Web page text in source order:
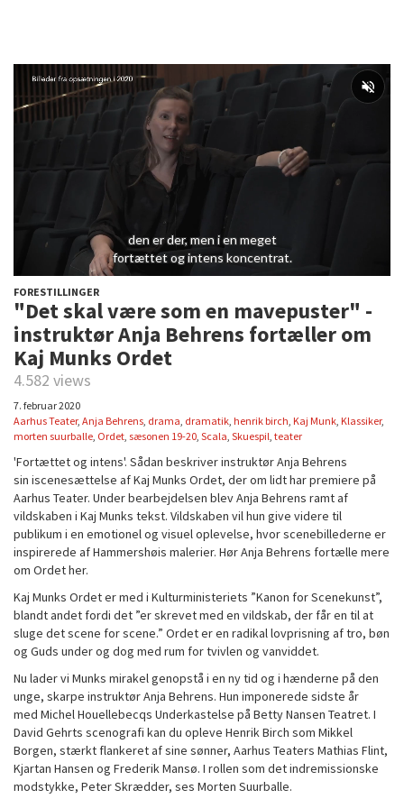
FORESTILLINGER
"Det skal være som en mavepuster" -
instruktør Anja Behrens fortæller om
Kaj Munks Ordet
4.582 views
7. februar 2020
Aarhus Teater, Anja Behrens, drama, dramatik, henrik birch, Kaj Munk, Klassiker,
morten suurballe, Ordet, sæsonen 19-20, Scala, Skuespil, teater
'Fortættet og intens'. Sådan beskriver instruktør Anja Behrens
sin iscenesættelse af Kaj Munks Ordet, der om lidt har premiere på
Aarhus Teater. Under bearbejdelsen blev Anja Behrens ramt af
vildskaben i Kaj Munks tekst. Vildskaben vil hun give videre til
publikum i en emotionel og visuel oplevelse, hvor scenebillederne er
inspirerede af Hammershøis malerier. Hør Anja Behrens fortælle mere
om Ordet her.
Kaj Munks Ordet er med i Kulturministeriets ”Kanon for Scenekunst”,
blandt andet fordi det ”er skrevet med en vildskab, der får en til at
sluge det scene for scene.” Ordet er en radikal lovprisning af tro, bøn
og Guds under og dog med rum for tvivlen og vanviddet.
Nu lader vi Munks mirakel genopstå i en ny tid og i hænderne på den
unge, skarpe instruktør Anja Behrens. Hun imponerede sidste år
med Michel Houellebecqs Underkastelse på Betty Nansen Teatret. I
David Gehrts scenografi kan du opleve Henrik Birch som Mikkel
Borgen, stærkt flankeret af sine sønner, Aarhus Teaters Mathias Flint,
Kjartan Hansen og Frederik Mansø. I rollen som det indremissionske
modstykke, Peter Skrædder, ses Morten Suurballe.